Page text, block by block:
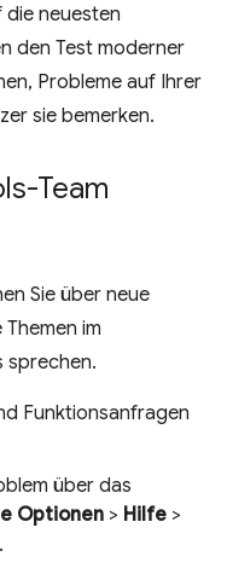
neuesten
den Test moderner
Probleme auf Ihrer
sie bemerken.
Team
Sie über neue
im
sprechen.
Funktionsanfragen
über das
Optionen > Hilfe >
.